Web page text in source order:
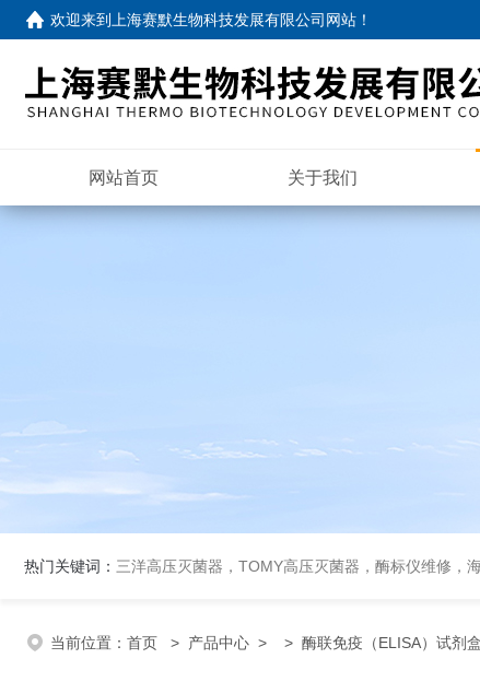
欢迎来到 上海赛默生物科技发展有限公司网站 ！
网站首页 关于我们
热门关键词： 三洋高压灭菌器，TOMY高压灭菌器，酶标仪维修，
当前位置： 首页 > 产品中心 > > 酶联免疫（ELISA）试剂盒